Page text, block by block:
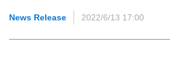
News Release 2022/6/13 17:00